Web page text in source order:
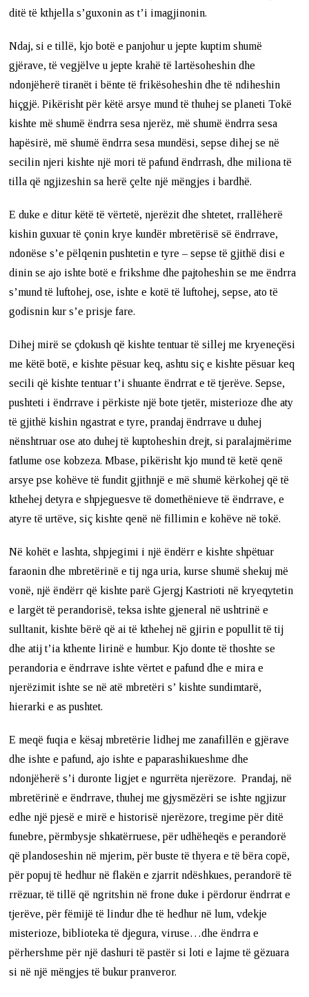
ditë të kthjella s’guxonin as t’i imagjinonin.
Ndaj, si e tillë, kjo botë e panjohur u jepte kuptim shumë
gjërave, të vegjëlve u jepte krahë të lartësoheshin dhe
ndonjëherë tiranët i bënte të frikësoheshin dhe të ndiheshin
hiçgjë. Pikërisht për këtë arsye mund të thuhej se planeti Tokë
kishte më shumë ëndrra sesa njerëz, më shumë ëndrra sesa
hapësirë, më shumë ëndrra sesa mundësi, sepse dihej se në
secilin njeri kishte një mori të pafund ëndrrash, dhe miliona të
tilla që ngjizeshin sa herë çelte një mëngjes i bardhë.
E duke e ditur këtë të vërtetë, njerëzit dhe shtetet, rrallëherë
kishin guxuar të çonin krye kundër mbretërisë së ëndrrave,
ndonëse s’e pëlqenin pushtetin e tyre – sepse të gjithë disi e
dinin se ajo ishte botë e frikshme dhe pajtoheshin se me ëndrra
s’mund të luftohej, ose, ishte e kotë të luftohej, sepse, ato të
godisnin kur s’e prisje fare.
Dihej mirë se çdokush që kishte tentuar të sillej me kryeneçësi
me këtë botë, e kishte pësuar keq, ashtu siç e kishte pësuar keq
secili që kishte tentuar t’i shuante ëndrrat e të tjerëve. Sepse,
pushteti i ëndrrave i përkiste një bote tjetër, misterioze dhe aty
të gjithë kishin ngastrat e tyre, prandaj ëndrrave u duhej
nënshtruar ose ato duhej të kuptoheshin drejt, si paralajmërime
fatlume ose kobzeza. Mbase, pikërisht kjo mund të ketë qenë
arsye pse kohëve të fundit gjithnjë e më shumë kërkohej që të
kthehej detyra e shpjeguesve të domethënieve të ëndrrave, e
atyre të urtëve, siç kishte qenë në fillimin e kohëve në tokë.
Në kohët e lashta, shpjegimi i një ëndërr e kishte shpëtuar
faraonin dhe mbretërinë e tij nga uria, kurse shumë shekuj më
vonë, një ëndërr që kishte parë Gjergj Kastrioti në kryeqytetin
e largët të perandorisë, teksa ishte gjeneral në ushtrinë e
sulltanit, kishte bërë që ai të kthehej në gjirin e popullit të tij
dhe atij t’ia kthente lirinë e humbur. Kjo donte të thoshte se
perandoria e ëndrrave ishte vërtet e pafund dhe e mira e
njerëzimit ishte se në atë mbretëri s’ kishte sundimtarë,
hierarki e as pushtet.
E meqë fuqia e kësaj mbretërie lidhej me zanafillën e gjërave
dhe ishte e pafund, ajo ishte e paparashikueshme dhe
ndonjëherë s’i duronte ligjet e ngurrëta njerëzore. Prandaj, në
mbretërinë e ëndrrave, thuhej me gjysmëzëri se ishte ngjizur
edhe një pjesë e mirë e historisë njerëzore, tregime për ditë
funebre, përmbysje shkatërruese, për udhëheqës e perandorë
që plandoseshin në mjerim, për buste të thyera e të bëra copë,
për popuj të hedhur në flakën e zjarrit ndëshkues, perandorë të
rrëzuar, të tillë që ngritshin në frone duke i përdorur ëndrrat e
tjerëve, për fëmijë të lindur dhe të hedhur në lum, vdekje
misterioze, biblioteka të djegura, viruse…dhe ëndrra e
përhershme për një dashuri të pastër si loti e lajme të gëzuara
si në një mëngjes të bukur pranveror.